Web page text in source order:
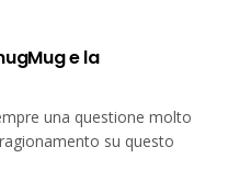
e la
una questione molto
su questo